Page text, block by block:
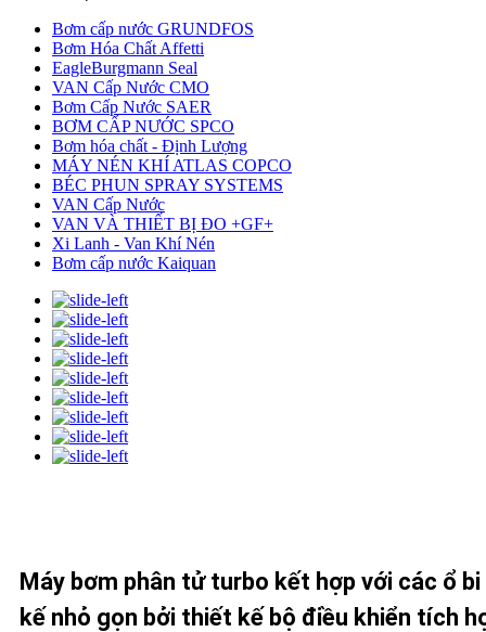
Bơm cấp nước GRUNDFOS
Bơm Hóa Chất Affetti
EagleBurgmann Seal
VAN Cấp Nước CMO
Bơm Cấp Nước SAER
BƠM CẤP NƯỚC SPCO
Bơm hóa chất - Định Lượng
MÁY NÉN KHÍ ATLAS COPCO
BÉC PHUN SPRAY SYSTEMS
VAN Cấp Nước
VAN VÀ THIẾT BỊ ĐO +GF+
Xi Lanh - Van Khí Nén
Bơm cấp nước Kaiquan
Máy bơm phân tử turbo kết hợp với các ổ
kế nhỏ gọn bởi thiết kế bộ điều khiển tích